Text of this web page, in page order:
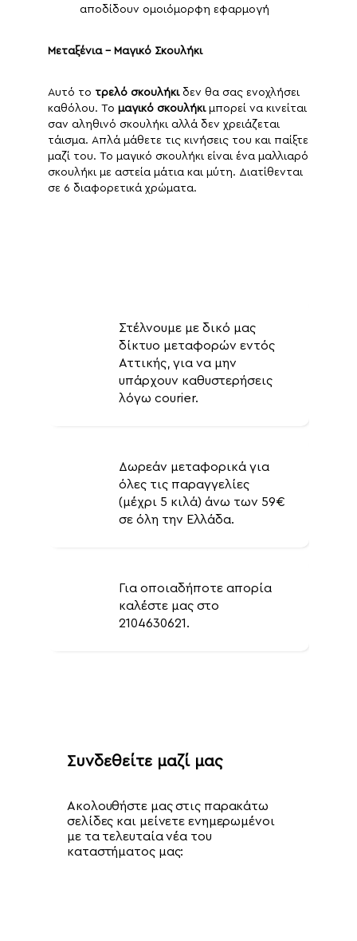
αποδίδουν ομοιόμορφη εφαρμογή
Μεταξένια - Μαγικό Σκουλήκι
Αυτό το τρελό σκουλήκιδεν θα σας ενοχλήσει
καθόλου. Το μαγικό σκουλήκιμπορεί να κινείται
σαν αληθινό σκουλήκι αλλά δεν χρειάζεται
τάισμα. Απλά μάθετε τις κινήσεις του και παίξτε
μαζί του. Το μαγικό σκουλήκι είναι ένα μαλλιαρό
σκουλήκι με αστεία μάτια και μύτη. Διατίθενται
σε 6 διαφορετικά χρώματα.
Στέλνουμε με δικό μας
δίκτυο μεταφορών εντός
Αττικής, για να μην
υπάρχουν καθυστερήσεις
λόγω courier.
Δωρεάν μεταφορικά για
όλες τις παραγγελίες
(μέχρι 5 κιλά) άνω των 59€
σε όλη την Ελλάδα.
Για οποιαδήποτε απορία
καλέστε μας στο
2104630621.
Συνδεθείτε μαζί μας
Ακολουθήστε μας στις παρακάτω
σελίδες και μείνετε ενημερωμένοι
με τα τελευταία νέα του
καταστήματος μας: